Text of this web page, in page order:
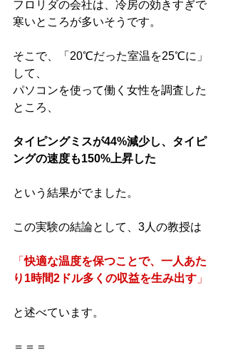
フロリダの会社は、冷房の効きすぎで
寒いところが多いそうです。
そこで、「20℃だった室温を25℃に」
して、
パソコンを使って働く女性を調査した
ところ、
タイピングミスが44%減少し、タイピ
ングの速度も150%上昇した
という結果がでました。
この実験の結論として、3人の教授は
「快適な温度を保つことで、一人あた
り1時間2ドル多くの収益を生み出す 」
と述べています。
＝＝＝